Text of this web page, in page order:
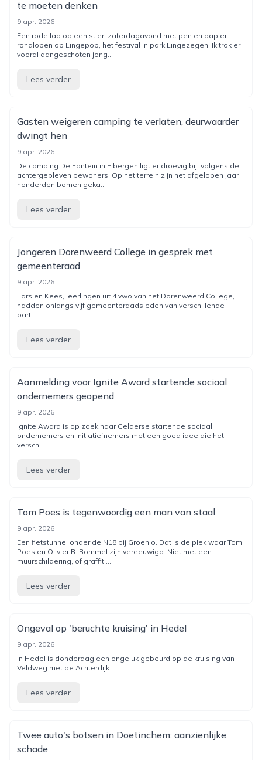
te moeten denken
9 apr. 2026
Een rode lap op een stier: zaterdagavond met pen en papier
rondlopen op Lingepop, het festival in park Lingezegen. Ik trok er
vooral aangeschoten jong...
Lees verder
Gasten weigeren camping te verlaten, deurwaarder
dwingt hen
9 apr. 2026
De camping De Fontein in Eibergen ligt er droevig bij, volgens de
achtergebleven bewoners. Op het terrein zijn het afgelopen jaar
honderden bomen geka...
Lees verder
Jongeren Dorenweerd College in gesprek met
gemeenteraad
9 apr. 2026
Lars en Kees, leerlingen uit 4 vwo van het Dorenweerd College,
hadden onlangs vijf gemeenteraadsleden van verschillende
part...
Lees verder
Aanmelding voor Ignite Award startende sociaal
ondernemers geopend
9 apr. 2026
Ignite Award is op zoek naar Gelderse startende sociaal
ondernemers en initiatiefnemers met een goed idee die het
verschil...
Lees verder
Tom Poes is tegenwoordig een man van staal
9 apr. 2026
Een fietstunnel onder de N18 bij Groenlo. Dat is de plek waar Tom
Poes en Olivier B. Bommel zijn vereeuwigd. Niet met een
muurschildering, of graffiti...
Lees verder
Ongeval op 'beruchte kruising' in Hedel
9 apr. 2026
In Hedel is donderdag een ongeluk gebeurd op de kruising van
Veldweg met de Achterdijk.
Lees verder
Twee auto's botsen in Doetinchem: aanzienlijke
schade